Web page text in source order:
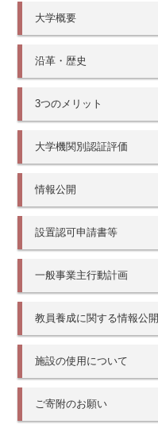
大学概要
沿革・歴史
3つのメリット
大学機関別認証評価
情報公開
設置認可申請書等
一般事業主行動計画
教員養成に関する情報公開
施設の使用について
ご寄附のお願い